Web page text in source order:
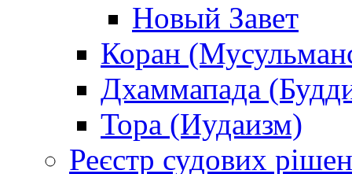
Новый Завет
Коран
Дхаммапада
Тора (Иудаизм)
Реєстр судових